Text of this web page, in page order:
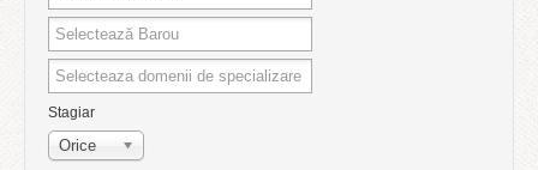
Stagiar
Orice